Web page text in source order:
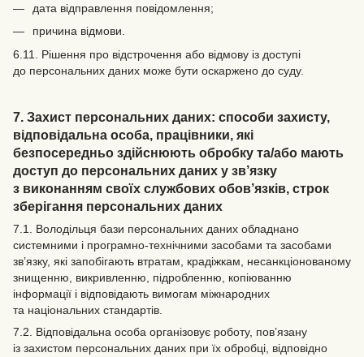
дата відправлення повідомлення;
причина відмови.
6.11. Рішення про відстрочення або відмову із доступі
до персональних даних може бути оскаржено до суду.
7. Захист персональних даних: способи захисту,
відповідальна особа, працівники, які
безпосередньо здійснюють обробку та/або мають
доступ до персональних даних у зв’язку
з виконанням своїх службових обов’язків, строк
зберігання персональних даних
7.1. Володільця бази персональних даних обладнано
системними і програмно-технічними засобами та засобами
зв’язку, які запобігають втратам, крадіжкам, несанкціонованому
знищенню, викривленню, підробленню, копіюванню
інформації і відповідають вимогам міжнародних
та національних стандартів.
7.2. Відповідальна особа організовує роботу, пов’язану
із захистом персональних даних при їх обробці, відповідно